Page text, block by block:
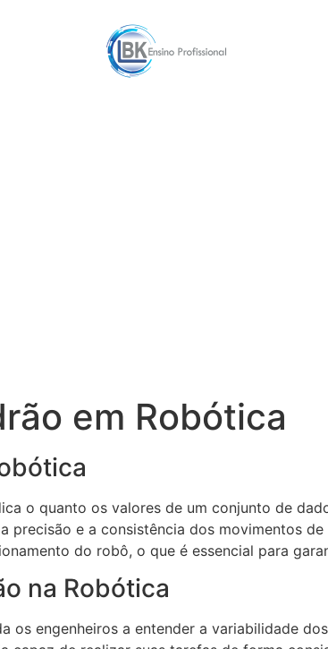
em Robótica
o quanto os valores de um conjunto de
precisão e a consistência dos movimentos
do robô, o que é essencial para
na Robótica
os engenheiros a entender a variabilidade